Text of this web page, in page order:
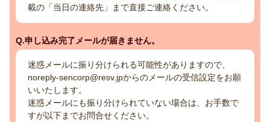
載の「当日の連絡先」まで直接ご連絡ください。
Q.申し込み完了メールが届きません。
迷惑メールに振り分けられる可能性がありますので、
noreply-sencorp@resv.jpからのメールの受信設定をお願
いいたします。
迷惑メールにも振り分けられていない場合は、お手数で
すが以下までお問合せください。